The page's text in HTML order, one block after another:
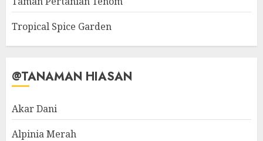
Tropical Spice Garden
@TANAMAN HIASAN
Akar Dani
Alpinia Merah